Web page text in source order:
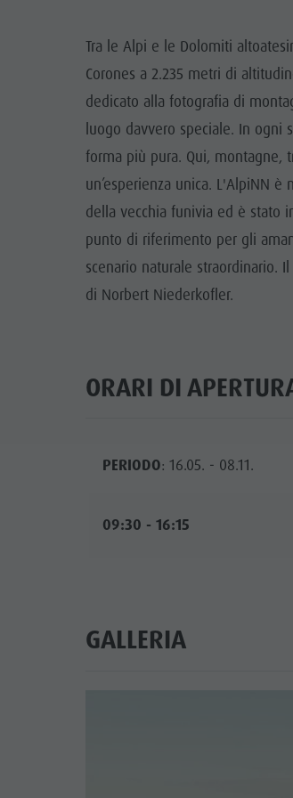
Cavalcare
Nuotare
Panoramica dei tour
Richiesta cataloghi
Imposta di soggiorno
Vacanza con il cane
Raccogliere funghi
Kronplatz Doctor Service
Tra le Alpi e le Dolomiti
Corones a 2.235 metri di
dedicato alla fotografia di
luogo davvero speciale. In
forma più pura. Qui, montagne,
un’esperienza unica. L'AlpiNN
della vecchia funivia ed è stato
punto di riferimento per gli
scenario naturale straordinario.
di Norbert Niederkofler.
ORARI DI
PERIODO: 16.05. - 08.11.
09:30 - 16:15
GALLERIA